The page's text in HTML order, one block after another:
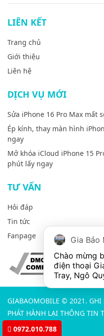
LIÊN KẾT
Trang chủ
Giới thiệu
Liên hệ
DỊCH VỤ MỚI
Sửa iPhone 16 Pro Max mất
Ép kính, thay màn hình
ngay
Mở khóa iCloud iPhone 15
phút lấy ngay
TƯ VẤN
Hỏi đáp
Tin tức
Fanpage
GIABAOMOBILE © 2021.
PHÁT HÀNH LẠI THÔNG TIN
0972.010.788
Gia Bảo
Chào mừng
điện thoại
Tray, Ngô